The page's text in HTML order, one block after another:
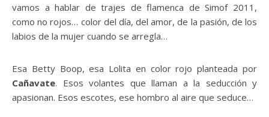
vamos a hablar de trajes de flamenca de Simof 2011,
como no rojos… color del día, del amor, de la pasión, de los
labios de la mujer cuando se arregla…
Esa Betty Boop, esa Lolita en color rojo planteada por
Cañavate. Esos volantes que llaman a la seducción y
apasionan. Esos escotes, ese hombro al aire que seduce…